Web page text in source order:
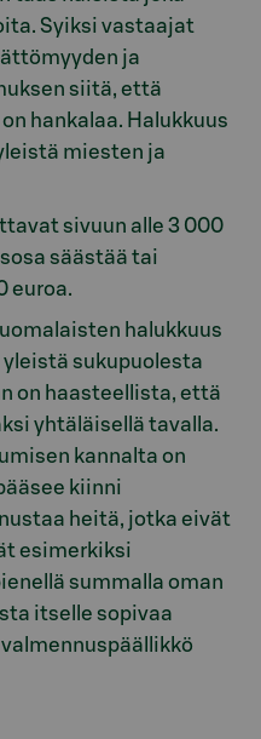
Syiksi vastaajat
ja
siitä, että
hankalaa. Halukkuus
miesten ja
sivuun alle 3 000
säästää tai
euroa.
halukkuus
sukupuolesta
on haasteellista, että
yhtäläisellä tavalla.
kannalta on
kiinni
heitä, jotka eivät
esimerkiksi
summalla oman
itselle sopivaa